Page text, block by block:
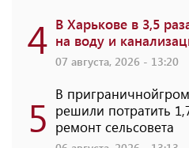
4 В Харькове в 3,5
на воду и
07 августа, 2026 - 13:20
5 В
решили потратить
ремонт сельсовета